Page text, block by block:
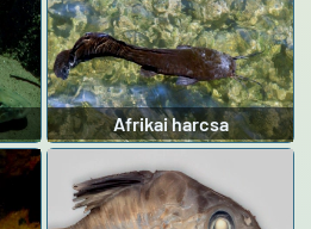
Afrikai harcsa